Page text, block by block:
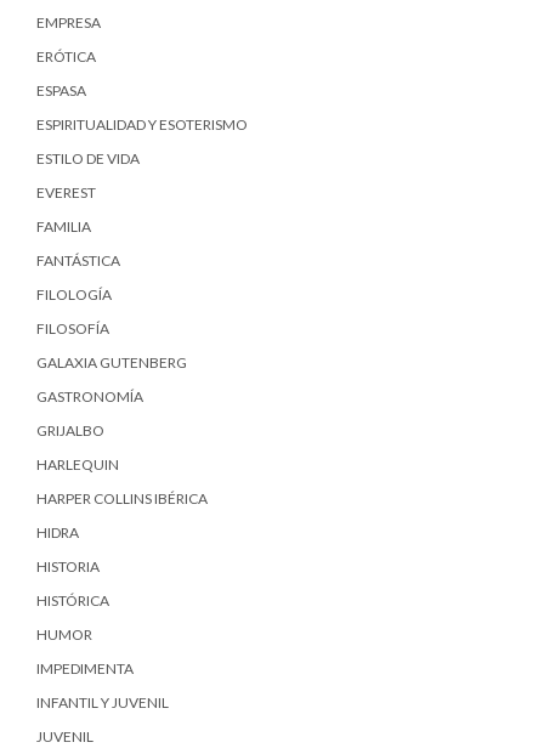
EMPRESA
ERÓTICA
ESPASA
ESPIRITUALIDAD Y ESOTERISMO
ESTILO DE VIDA
EVEREST
FAMILIA
FANTÁSTICA
FILOLOGÍA
FILOSOFÍA
GALAXIA GUTENBERG
GASTRONOMÍA
GRIJALBO
HARLEQUIN
HARPER COLLINS IBÉRICA
HIDRA
HISTORIA
HISTÓRICA
HUMOR
IMPEDIMENTA
INFANTIL Y JUVENIL
JUVENIL